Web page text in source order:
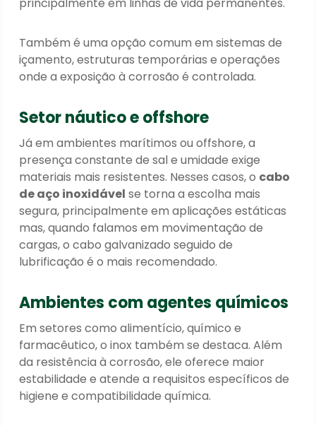
Também é uma opção comum em sistemas de
içamento, estruturas temporárias e operações
onde a exposição à corrosão é controlada.
Setor náutico e offshore
Já em ambientes marítimos ou offshore, a
presença constante de sal e umidade exige
materiais mais resistentes. Nesses casos, o cabo
de aço inoxidável se torna a escolha mais
segura, principalmente em aplicações estáticas
mas, quando falamos em movimentação de
cargas, o cabo galvanizado seguido de
lubrificação é o mais recomendado.
Ambientes com agentes químicos
Em setores como alimentício, químico e
farmacêutico, o inox também se destaca. Além
da resistência à corrosão, ele oferece maior
estabilidade e atende a requisitos específicos de
higiene e compatibilidade química.